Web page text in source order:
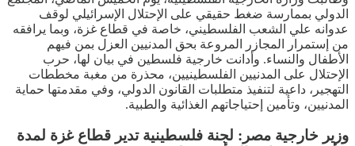
الدولي بممارسة ضغط حقيقي على الإحتلال الإسرائيلي لوقف
عدوانه علي الشعب الفلسطيني، خاصة في قطاع غزة، وبما يرافقه
من إستمرار المجازر المروعة بحق المدنيين العزل بمن فيهم
الأطفال والنساء. وأدانت خارجية فلسطين في بيان لها، حرب
الإحتلال على المدنيين الفلسطينيين، محذرة من مغبة مخططات
التهجير، داعية لتنفيذ متطلبات القانون الدولي، وفي مقدمتها حماية
المدنيين، وتأمين إحتياجاتهم الغذائية والطبية.
وزير خارجية مصر: لجنة فلسطينية تدير قطاع غزة لمدة